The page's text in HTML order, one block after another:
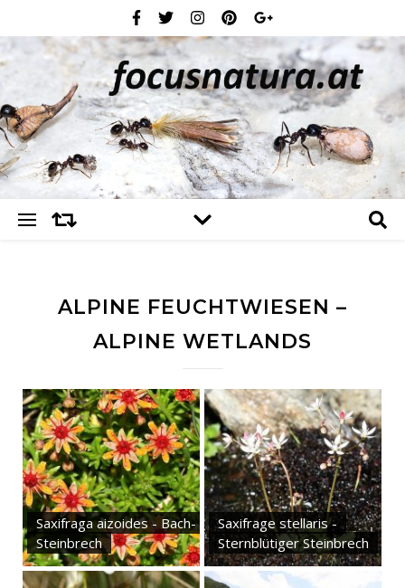
ALPINE FEUCHTWIESEN –
ALPINE WETLANDS
Saxifraga aizoides - Bach-
Steinbrech
Saxifrage stellaris -
Sternblütiger Steinbrech